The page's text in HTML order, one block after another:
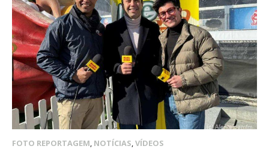
FOTO REPORTAGEM, NOTÍCIAS,VÍDEOS